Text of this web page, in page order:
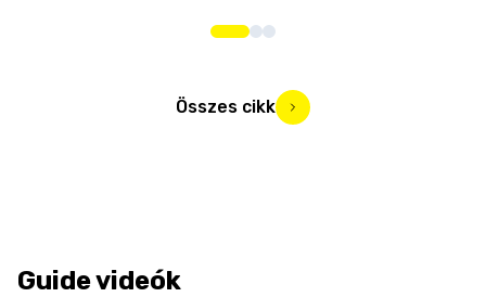
Összes cikk
Guide videók